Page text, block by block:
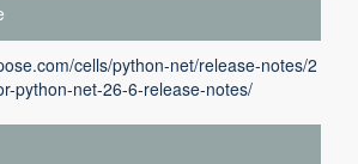
cells/python-net/release-notes/2
python-net-26-6-release-notes/